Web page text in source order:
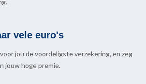
vele euro's
jou de voordeligste verzekering, en zeg
jouw hoge premie.